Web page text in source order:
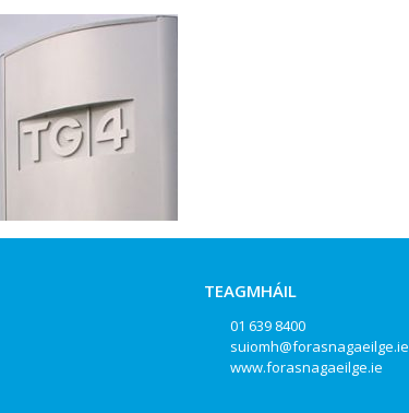
TEAGMHÁIL
01 639 8400
suiomh@forasnagaeilge.ie
www.forasnagaeilge.ie